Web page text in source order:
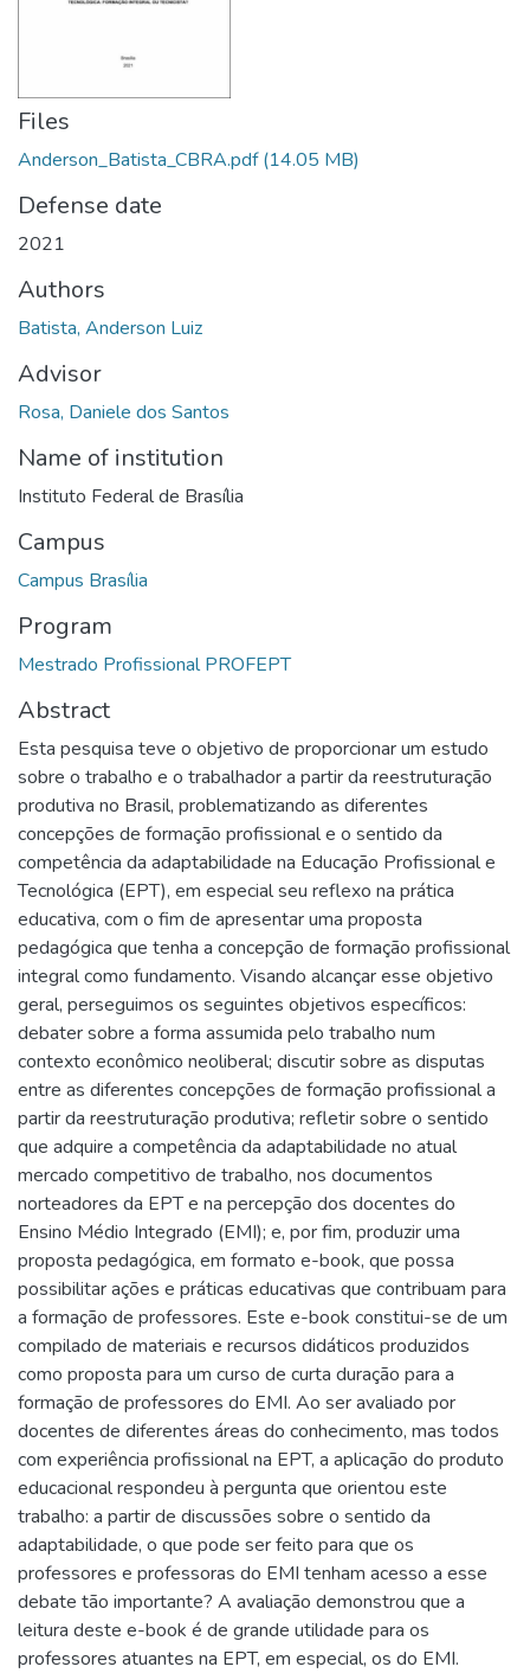
Files
Anderson_Batista_CBRA.pdf(14.05 MB)
Defense date
2021
Authors
Batista, Anderson Luiz
Advisor
Rosa, Daniele dos Santos
Name of institution
Instituto Federal de Brasília
Campus
Campus Brasília
Program
Mestrado Profissional PROFEPT
Abstract
Esta pesquisa teve o objetivo de proporcionar um estudo
sobre o trabalho e o trabalhador a partir da reestruturação
produtiva no Brasil, problematizando as diferentes
concepções de formação profissional e o sentido da
competência da adaptabilidade na Educação Profissional e
Tecnológica (EPT), em especial seu reflexo na prática
educativa, com o fim de apresentar uma proposta
pedagógica que tenha a concepção de formação profissional
integral como fundamento. Visando alcançar esse objetivo
geral, perseguimos os seguintes objetivos específicos:
debater sobre a forma assumida pelo trabalho num
contexto econômico neoliberal; discutir sobre as disputas
entre as diferentes concepções de formação profissional a
partir da reestruturação produtiva; refletir sobre o sentido
que adquire a competência da adaptabilidade no atual
mercado competitivo de trabalho, nos documentos
norteadores da EPT e na percepção dos docentes do
Ensino Médio Integrado (EMI); e, por fim, produzir uma
proposta pedagógica, em formato e-book, que possa
possibilitar ações e práticas educativas que contribuam para
a formação de professores. Este e-book constitui-se de um
compilado de materiais e recursos didáticos produzidos
como proposta para um curso de curta duração para a
formação de professores do EMI. Ao ser avaliado por
docentes de diferentes áreas do conhecimento, mas todos
com experiência profissional na EPT, a aplicação do produto
educacional respondeu à pergunta que orientou este
trabalho: a partir de discussões sobre o sentido da
adaptabilidade, o que pode ser feito para que os
professores e professoras do EMI tenham acesso a esse
debate tão importante? A avaliação demonstrou que a
leitura deste e-book é de grande utilidade para os
professores atuantes na EPT, em especial, os do EMI.